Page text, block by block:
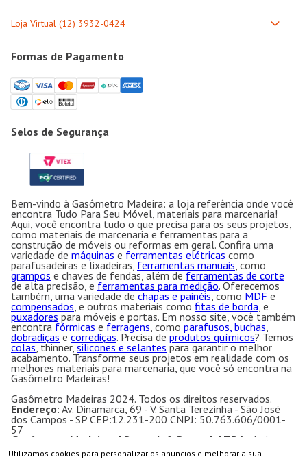
Utilizamos cookies para personalizar os anúncios e melhorar a sua
Formas de Pagamento
Selos de Segurança
Bem-vindo à Gasômetro Madeira: a loja referência onde você
encontra Tudo Para Seu Móvel, materiais para marcenaria!
Aqui, você encontra tudo o que precisa para os seus projetos,
como materiais de marcenaria e ferramentas para a
construção de móveis ou reformas em geral. Confira uma
variedade de máquinas e ferramentas elétricas como
parafusadeiras e lixadeiras, ferramentas manuais, como
grampos e chaves de fendas, além de ferramentas de corte
de alta precisão, e ferramentas para medição. Oferecemos
também, uma variedade de chapas e painéis, como MDF e
compensados, e outros materiais como fitas de borda, e
puxadores para móveis e portas. Em nosso site, você também
encontra fórmicas e ferragens, como parafusos, buchas,
dobradiças e corrediças. Precisa de produtos químicos? Temos
colas, thinner, silicones e selantes para garantir o melhor
acabamento. Transforme seus projetos em realidade com os
melhores materiais para marcenaria, que você só encontra na
Gasômetro Madeiras!
Gasômetro Madeiras 2024. Todos os direitos reservados.
Endereço: Av. Dinamarca, 69 - V. Santa Terezinha - São José
dos Campos - SP CEP:12.231-200 CNPJ: 50.763.606/0001-
57
Gasômetro Madeiras | Ramuth & Ramuth LTDA - Loja
especializada em máquinas para marcenaria, acessórios e